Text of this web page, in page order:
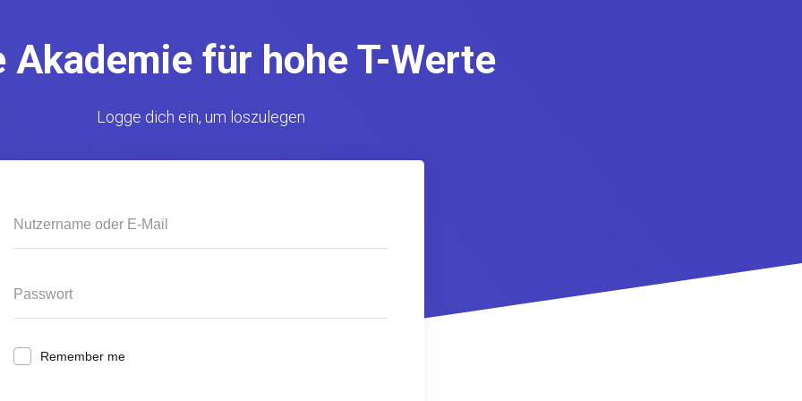
Akademie für hohe T-Werte
Logge dich ein, um loszulegen
Remember me